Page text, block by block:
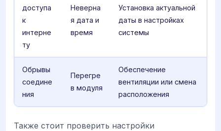
доступа
к
интерне
ту
Неверна
я дата и
время
Установка актуальной
даты в настройках
системы
Обрывы
соедине
ния
Перегре
в модуля
Обеспечение
вентиляции или смена
расположения
Также стоит проверить настройки